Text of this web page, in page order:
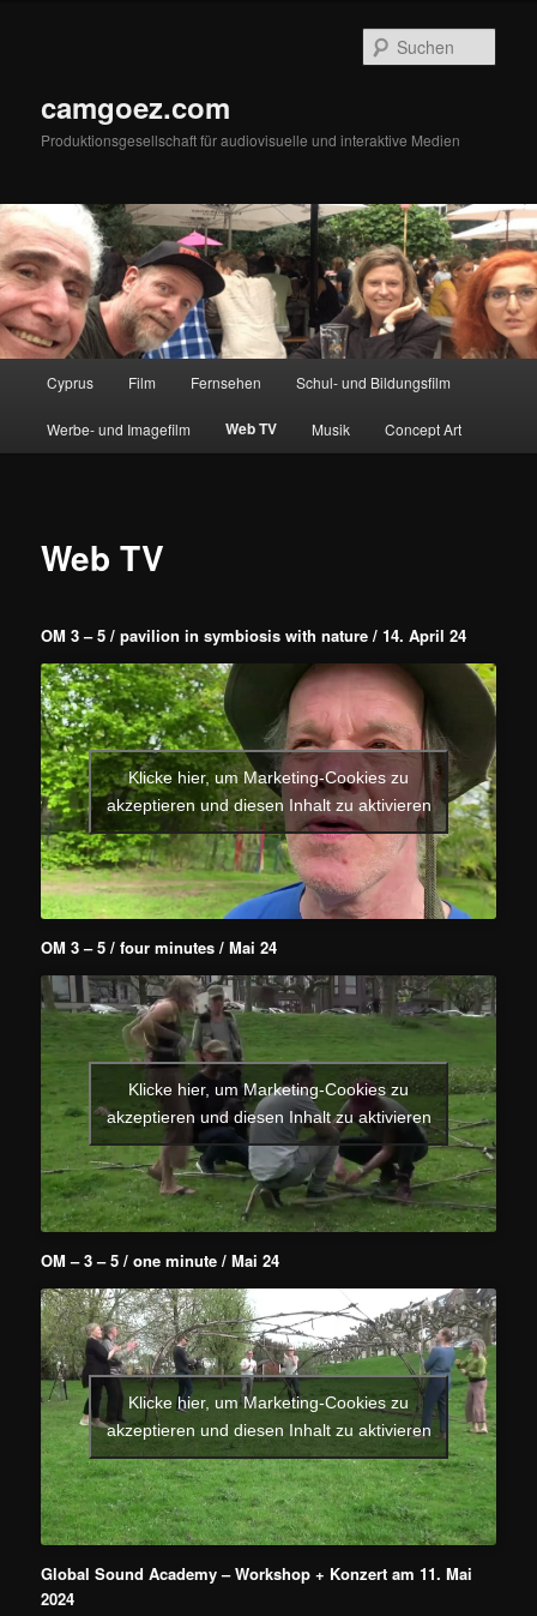
camgoez.com
Produktionsgesellschaft für audiovisuelle und interaktive Medien
Cyprus Film Fernsehen Schul- und Bildungsfilm
Werbe- und Imagefilm Web TV Musik Concept Art
Web TV
OM 3 – 5 / pavilion in symbiosis with nature / 14. April 24
Klicke hier, um Marketing-Cookies zu
akzeptieren und diesen Inhalt zu aktivieren
OM 3 – 5 / four minutes / Mai 24
Klicke hier, um Marketing-Cookies zu
akzeptieren und diesen Inhalt zu aktivieren
OM – 3 – 5 / one minute / Mai 24
Klicke hier, um Marketing-Cookies zu
akzeptieren und diesen Inhalt zu aktivieren
Global Sound Academy – Workshop + Konzert am 11. Mai
2024